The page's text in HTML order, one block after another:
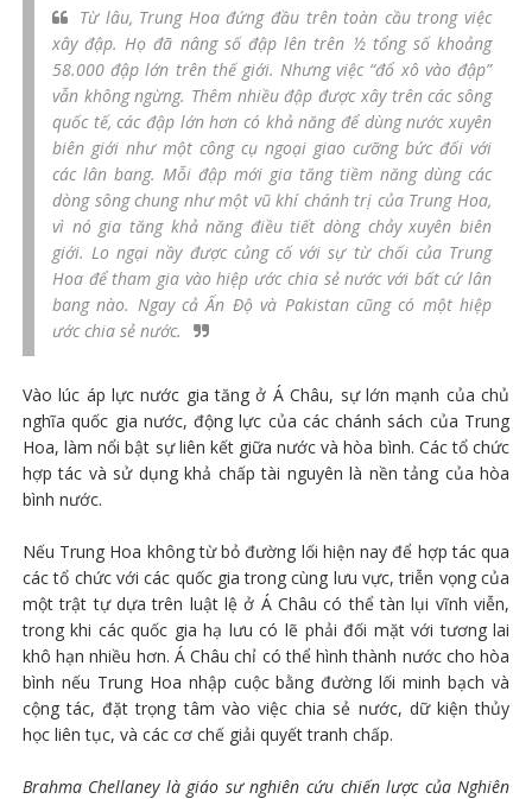
Từ lâu, Trung Hoa đứng đầu trên toàn cầu trong việc
xây đập. Họ đã nâng số đập lên trên ½ tổng số khoảng
58.000 đập lớn trên thế giới. Nhưng việc “đổ xô vào đập”
vẫn không ngừng. Thêm nhiều đập được xây trên các sông
quốc tế, các đập lớn hơn có khả năng để dùng nước xuyên
biên giới như một công cụ ngoại giao cưỡng bức đối với
các lân bang. Mỗi đập mới gia tăng tiềm năng dùng các
dòng sông chung như một vũ khí chánh trị của Trung Hoa,
vì nó gia tăng khả năng điều tiết dòng chảy xuyên biên
giới. Lo ngại nầy được củng cố với sự từ chối của Trung
Hoa để tham gia vào hiệp ước chia sẻ nước với bất cứ lân
bang nào. Ngay cả Ấn Độ và Pakistan cũng có một hiệp
ước chia sẻ nước.
Vào lúc áp lực nước gia tăng ở Á Châu, sự lớn mạnh của chủ
nghĩa quốc gia nước, động lực của các chánh sách của Trung
Hoa, làm nổi bật sự liên kết giữa nước và hòa bình. Các tổ chức
hợp tác và sử dụng khả chấp tài nguyên là nền tảng của hòa
bình nước.
Nếu Trung Hoa không từ bỏ đường lối hiện nay để hợp tác qua
các tổ chức với các quốc gia trong cùng lưu vực, triễn vọng của
một trật tự dựa trên luật lệ ở Á Châu có thể tàn lụi vĩnh viễn,
trong khi các quốc gia hạ lưu có lẽ phải đối mặt với tương lai
khô hạn nhiều hơn. Á Châu chỉ có thể hình thành nước cho hòa
bình nếu Trung Hoa nhập cuộc bằng đường lối minh bạch và
cộng tác, đặt trọng tâm vào việc chia sẻ nước, dữ kiện thủy
học liên tục, và các cơ chế giải quyết tranh chấp.
Brahma Chellaney là giáo sư nghiên cứu chiến lược của Nghiên